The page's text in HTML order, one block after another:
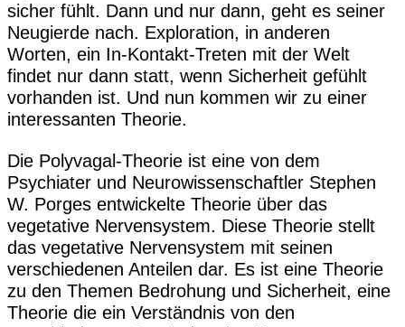
sicher fühlt. Dann und nur dann, geht es seiner
Neugierde nach. Exploration, in anderen
Worten, ein In-Kontakt-Treten mit der Welt
findet nur dann statt, wenn Sicherheit gefühlt
vorhanden ist. Und nun kommen wir zu einer
interessanten Theorie.
Die Polyvagal-Theorie ist eine von dem
Psychiater und Neurowissenschaftler Stephen
W. Porges entwickelte Theorie über das
vegetative Nervensystem. Diese Theorie stellt
das vegetative Nervensystem mit seinen
verschiedenen Anteilen dar. Es ist eine Theorie
zu den Themen Bedrohung und Sicherheit, eine
Theorie die ein Verständnis von den